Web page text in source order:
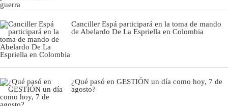
Canciller Espá participará en la toma de mando
de Abelardo De La Espriella en Colombia
¿Qué pasó en GESTIÓN un día como hoy, 7 de
agosto?